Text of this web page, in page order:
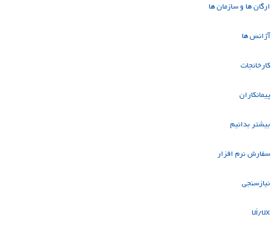
ارگان ها و سازمان ها
آژانس ها
کارخانجات
پیمانکاران
بیشتر بدانیم
سفارش نرم افزار
نیازسنجی
ui/ux